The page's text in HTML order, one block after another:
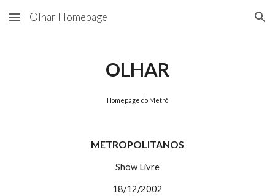
Skip to main content Skip to navigation
Olhar Homepage
OLHAR
Homepage do Metrô
METROPOLITANOS
Show Livre
18/12/2002